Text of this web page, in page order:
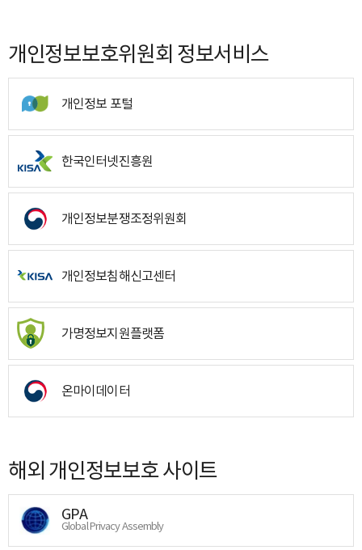
개인정보보호위원회 정보서비스
개인정보 포털
한국인터넷진흥원
개인정보분쟁조정위원회
개인정보침해신고센터
가명정보지원플랫폼
온마이데이터
해외 개인정보보호 사이트
GPA
Global Privacy Assembly